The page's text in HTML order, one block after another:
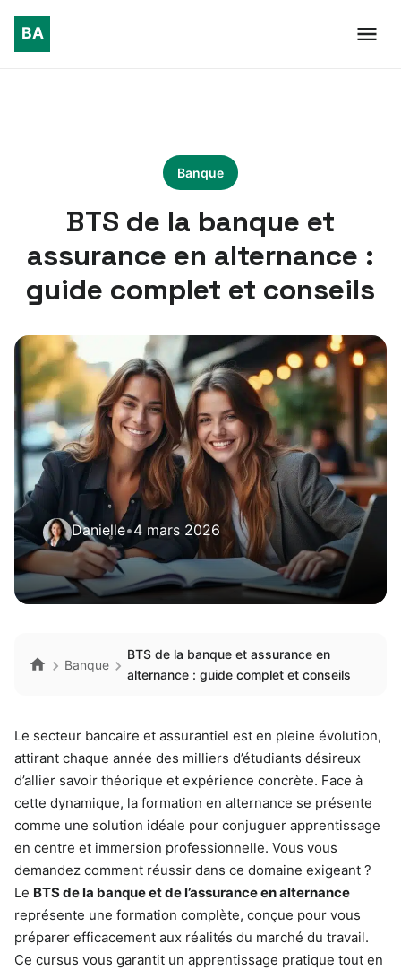
Banque
BTS de la banque et
assurance en alternance :
guide complet et conseils
Danielle•4 mars 2026
Banque
BTS de la banque et assurance en
alternance : guide complet et conseils
Le secteur bancaire et assurantiel est en pleine évolution,
attirant chaque année des milliers d’étudiants désireux
d’allier savoir théorique et expérience concrète. Face à
cette dynamique, la formation en alternance se présente
comme une solution idéale pour conjuguer apprentissage
en centre et immersion professionnelle. Vous vous
demandez comment réussir dans ce domaine exigeant ?
Le BTS de la banque et de l’assurance en alternance
représente une formation complète, conçue pour vous
préparer efficacement aux réalités du marché du travail.
Ce cursus vous garantit un apprentissage pratique tout en